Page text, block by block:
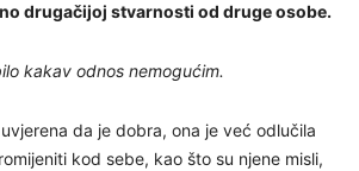
drugačijoj stvarnosti od druge osobe.
kakav odnos nemogućim.
da je dobra, ona je već odlučila
kod sebe, kao što su njene misli,